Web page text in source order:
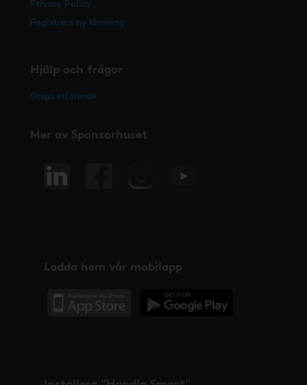
Privacy Policy
Registrera ny förening
Hjälp och frågor
Skapa ett ärende
Mer av Sponsorhuset
Ladda hem vår mobilapp